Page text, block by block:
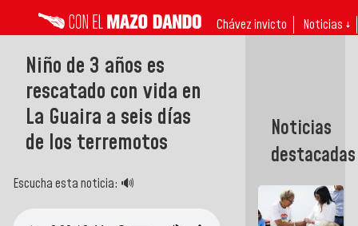
Chávez invicto Noticias ↓
Niño de 3 años es
rescatado con vida en
La Guaira a seis días
de los terremotos
Escucha esta noticia: 🔊
Noticias
destacadas